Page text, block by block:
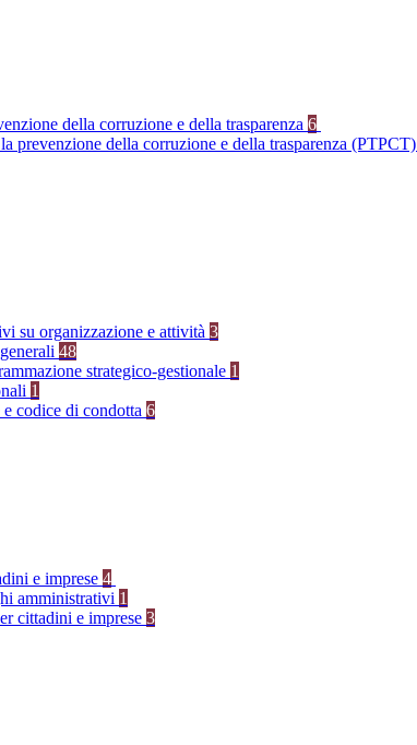
della corruzione e della trasparenza 6
prevenzione della corruzione e della trasparenza (PTPCT)
su organizzazione e attività 3
48
strategico-gestionale 1
1
codice di condotta 6
e imprese 4
amministrativi 1
cittadini e imprese 3